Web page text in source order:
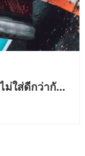
รองเท้าผ้าใบ..ใส่ถุงเท้าหรือไม่ใส่ดีกว่ากัน ?